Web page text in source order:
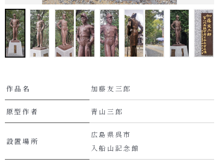
作品名 加藤友三郎
原型作者 青山三郎
設置場所
広島県呉市
入船山記念館